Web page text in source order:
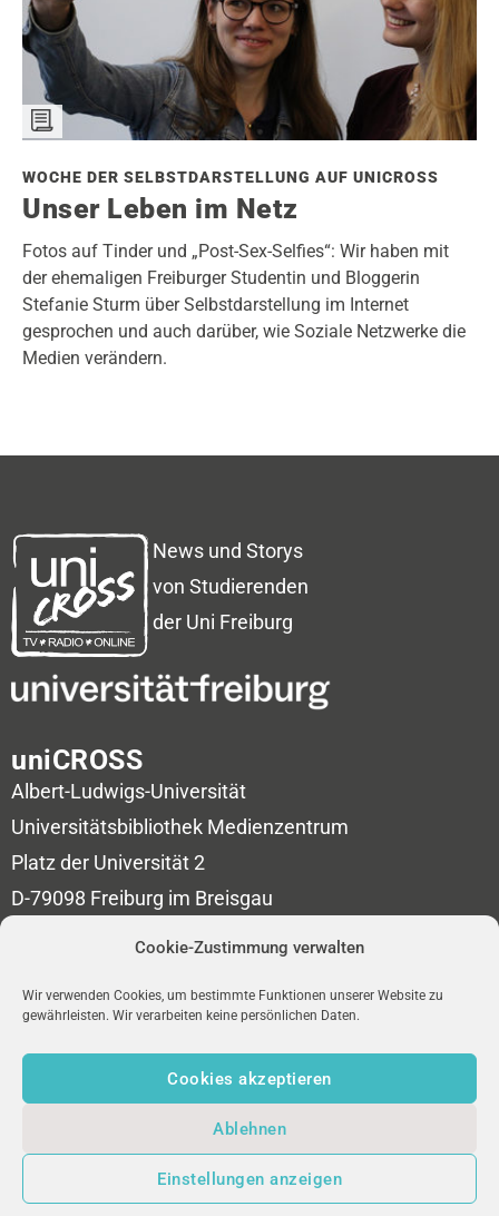
Cookie-Zustimmung verwalten
Wir verwenden Cookies, um bestimmte Funktionen unserer Website zu
gewährleisten. Wir verarbeiten keine persönlichen Daten.
Cookies akzeptieren
Ablehnen
Einstellungen anzeigen
WOCHE DER SELBSTDARSTELLUNG AUF UNICROSS
Unser Leben im Netz
Fotos auf Tinder und „Post-Sex-Selfies“: Wir haben mit
der ehemaligen Freiburger Studentin und Bloggerin
Stefanie Sturm über Selbstdarstellung im Internet
gesprochen und auch darüber, wie Soziale Netzwerke die
Medien verändern.
News und Storys
von Studierenden
der Uni Freiburg
uniCROSS
Albert-Ludwigs-Universität
Universitätsbibliothek Medienzentrum
Platz der Universität 2
D-79098 Freiburg im Breisgau
NEWSLETTER